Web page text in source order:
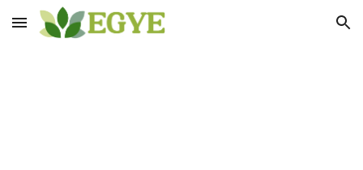
Skip to main content Skip to navigation